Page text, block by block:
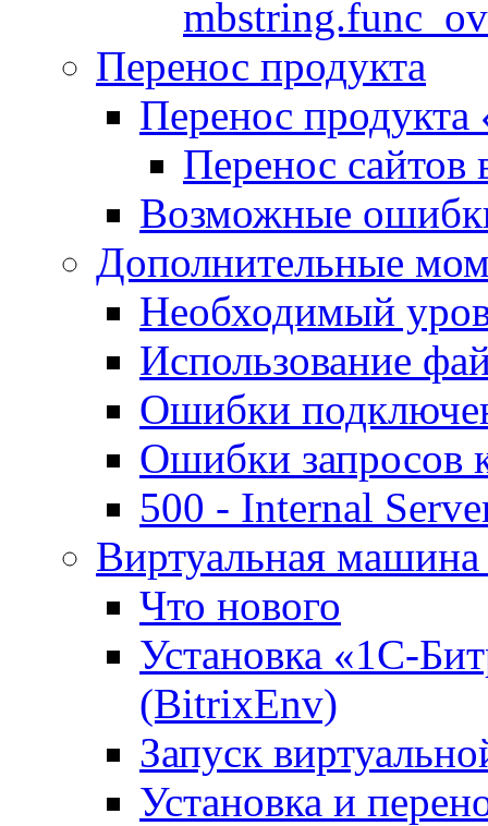
Перенос продукта
Перенос продукта
Перенос сайтов
Возможные
Дополнительные
Необходимый
Использование
Ошибки
Ошибки запросов
500 - Internal
Виртуальная
Что нового
Установка «1С-
(BitrixEnv)
Запуск
Установка и